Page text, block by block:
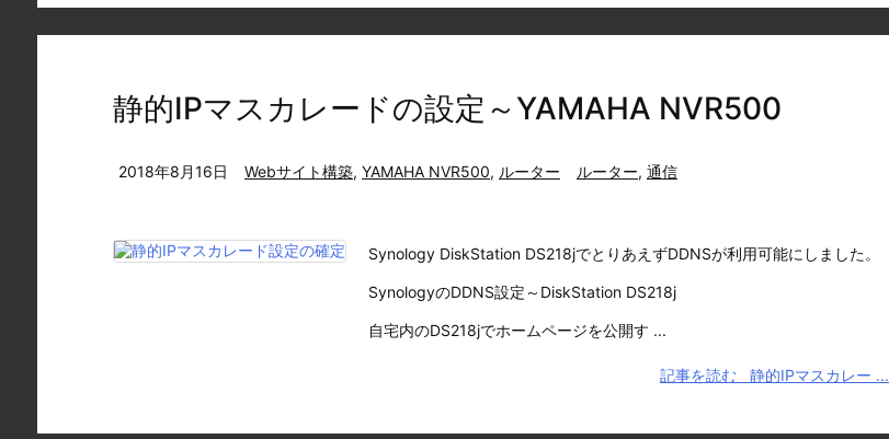
静的IPマスカレードの設定～YAMAHA NVR500
2018年8月16日 Webサイト構築, YAMAHA NVR500, ルーター ルーター, 通信
Synology DiskStation DS218jでとりあえずDDNSが利用可能にしました。
SynologyのDDNS設定～DiskStation DS218j
自宅内のDS218jでホームページを公開す ...
記事を読む 静的IPマスカレー ...